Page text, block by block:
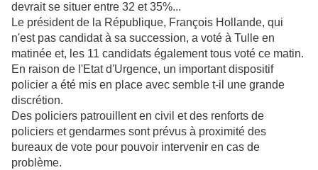
devrait se situer entre 32 et 35%...
Le président de la République, François Hollande, qui
n'est pas candidat à sa succession, a voté à Tulle en
matinée et, les 11 candidats également tous voté ce matin.
En raison de l'Etat d'Urgence, un important dispositif
policier a été mis en place avec semble t-il une grande
discrétion.
Des policiers patrouillent en civil et des renforts de
policiers et gendarmes sont prévus à proximité des
bureaux de vote pour pouvoir intervenir en cas de
problème.